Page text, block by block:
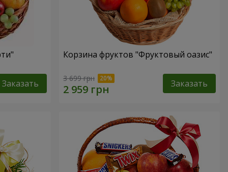
Заказать
Корзина фруктов "Фруктовый оазис"
3 699 грн Заказать